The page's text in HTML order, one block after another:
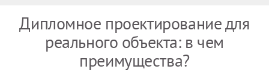
Дипломное проектирование для
реального объекта: в чем
преимущества?